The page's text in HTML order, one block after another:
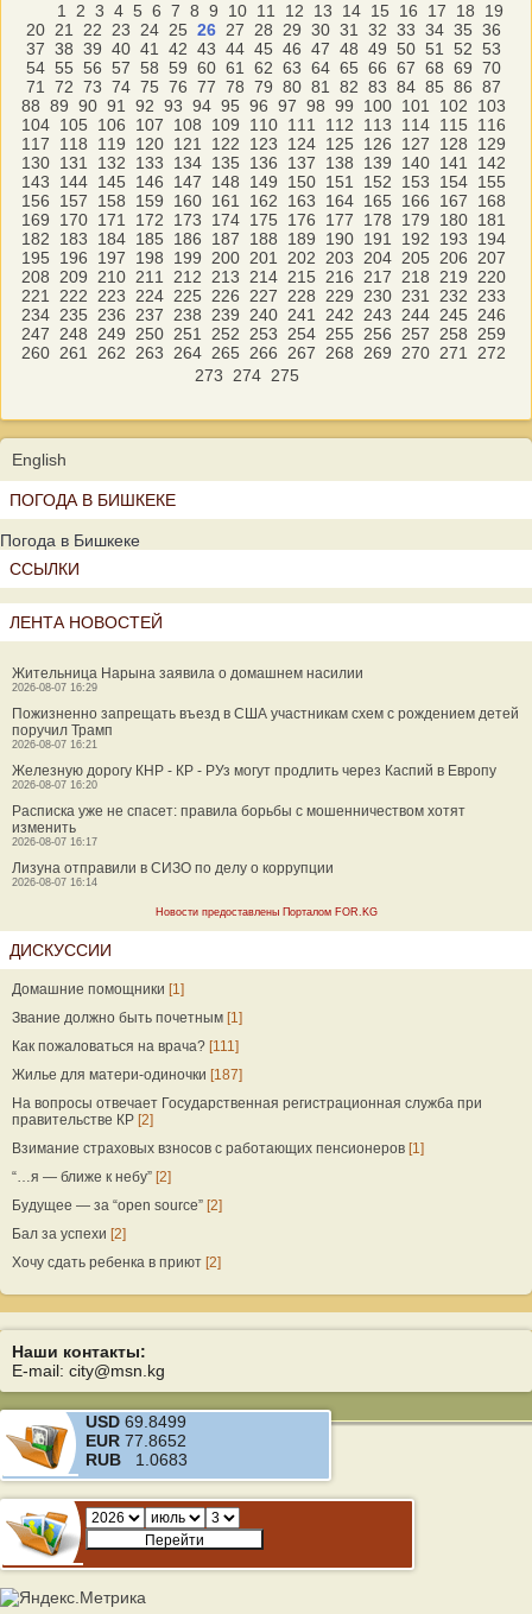
1 2 3 4 5 6 7 8 9 10 11 12 13 14 15 16 17 18
19
20 21 22 23 24 25 26 27 28 29 30 31 32 33 34 35 36
37 38 39 40 41 42 43 44 45 46 47 48 49 50 51 52 53
54 55 56 57 58 59 60 61 62 63 64 65 66 67 68 69 70
71
72 73 74 75 76 77 78 79 80 81 82 83 84 85 86 87
88 89 90 91 92 93 94 95 96 97 98 99 100 101 102
103
104 105 106 107 108 109 110 111 112 113 114 115
116
117
118 119 120 121 122 123 124 125 126 127 128
129
130 131 132 133 134 135 136 137 138 139 140 141
142
143
144 145 146 147 148 149 150 151 152 153 154 155
156
157 158 159 160 161 162 163 164 165 166 167
168
169
170 171 172 173 174 175 176 177 178 179 180 181
182
183 184 185 186 187 188 189 190 191 192 193
194
195
196 197 198 199 200 201 202 203 204 205 206
207
208
209 210 211 212 213 214 215 216 217 218 219
220
221
222 223 224 225 226 227 228 229 230 231 232
233
234 235 236 237 238 239 240 241 242 243 244 245
246
247
248 249 250 251 252 253 254 255 256 257 258
259
260 261 262 263 264 265 266 267 268 269 270 271
272
273
274 275
English
ПОГОДА В БИШКЕКЕ
Погода в Бишкеке
ССЫЛКИ
ЛЕНТА НОВОСТЕЙ
Жительница Нарына заявила о домашнем насилии
2026-08-07 16:29
Пожизненно запрещать въезд в США участникам схем с рождением детей
поручил Трамп
2026-08-07 16:21
Железную дорогу КНР - КР - РУз могут продлить через Каспий в Европу
2026-08-07 16:20
Расписка уже не спасет: правила борьбы с мошенничеством хотят
изменить
2026-08-07 16:17
Лизуна отправили в СИЗО по делу о коррупции
2026-08-07 16:14
Новости предоставлены Порталом FOR.KG
ДИСКУССИИ
Домашние помощники [1]
Звание должно быть почетным [1]
Как пожаловаться на врача? [111]
Жилье для матери-одиночки [187]
На вопросы отвечает Государственная регистрационная служба при
правительстве КР [2]
Взимание страховых взносов с работающих пенсионеров [1]
“…я — ближе к небу” [2]
Будущее — за “open source” [2]
Бал за успехи [2]
Хочу сдать ребенка в приют [2]
Наши контакты:
E-mail: city@msn.kg
USD 69.8499
EUR 77.8652
RUB 1.0683